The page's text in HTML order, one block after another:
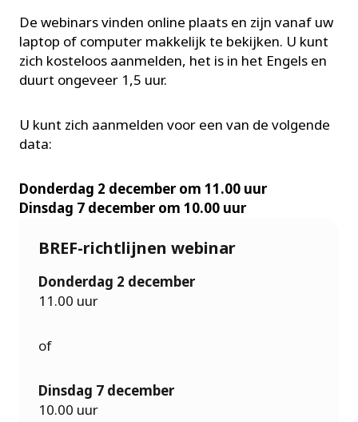
De webinars vinden online plaats en zijn vanaf uw
laptop of computer makkelijk te bekijken. U kunt
zich kosteloos aanmelden, het is in het Engels en
duurt ongeveer 1,5 uur.
U kunt zich aanmelden voor een van de volgende
data:
Donderdag 2 december om 11.00 uur
Dinsdag 7 december om 10.00 uur
BREF-richtlijnen webinar
Donderdag 2 december
11.00 uur
of
Dinsdag 7 december
10.00 uur